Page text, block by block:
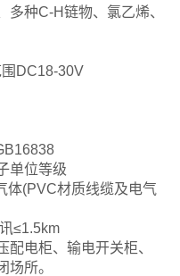
种C-H链物、氯乙烯、
DC18-30V
单位等级
体(PVC材质线缆及电气
≤1.5km
配电柜、输电开关柜、
场所。